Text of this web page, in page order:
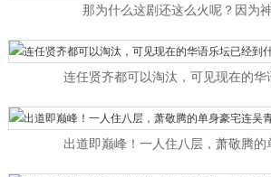
那为什么这剧还这么火呢？因为
连任贤齐都可以淘汰，可见现在的华
出道即巅峰！一人住八层，萧敬腾的